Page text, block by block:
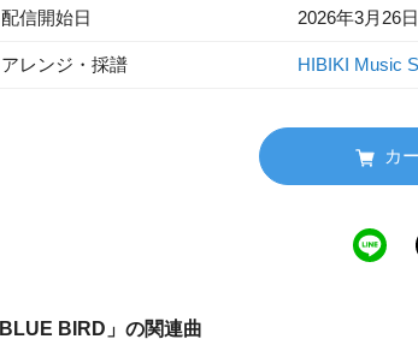
配信開始日 2026年3月26日
アレンジ・採譜 HIBIKI Music
カ
BLUE BIRD 」の関連曲